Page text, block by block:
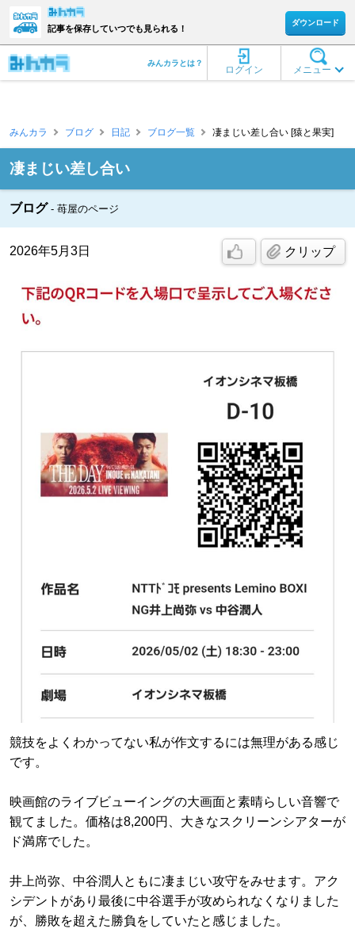
記事を保存していつでも見られる！
ダウンロード
メニュー
ログイン
みんカラとは？
みんカラ ブログ 日記 ブログ一覧 凄まじい差し合い [猿と果実]
凄まじい差し合い
ブログ 苺屋のページ
2026年5月3日 クリップ
競技をよくわかってない私が作文するには無理がある感じ
です。
映画館のライブビューイングの大画面と素晴らしい音響で
観てました。価格は8,200円、大きなスクリーンシアターが
ド満席でした。
井上尚弥、中谷潤人ともに凄まじい攻守をみせます。アク
シデントがあり最後に中谷選手が攻められなくなりました
が、勝敗を超えた勝負をしていたと感じました。